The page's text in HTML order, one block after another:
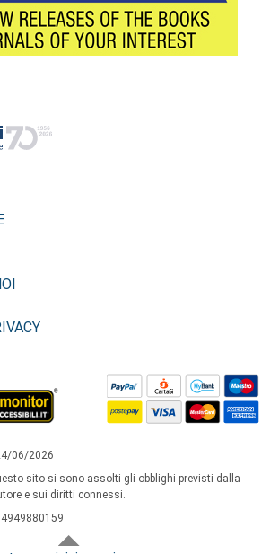
06/2026
sito si sono assolti gli obblighi previsti dalla
e sui diritti connessi.